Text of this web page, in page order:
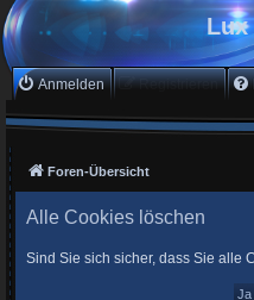
Lux
Anmelden Registrieren
Foren-Übersicht
Alle Cookies löschen
Sind Sie sich sicher, dass Sie alle